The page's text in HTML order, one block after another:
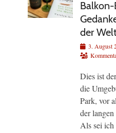
Balkon-
der
Veröffentlicht
am
3. August
Dies ist
die
Park, vor
der
Als sei ich